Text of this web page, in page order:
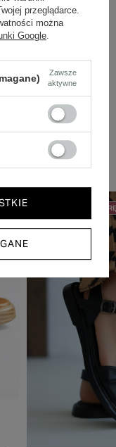
w 24h.
50% NA DRUGĄ
przeglądarce.
można
Google
Zawsze
aktywne